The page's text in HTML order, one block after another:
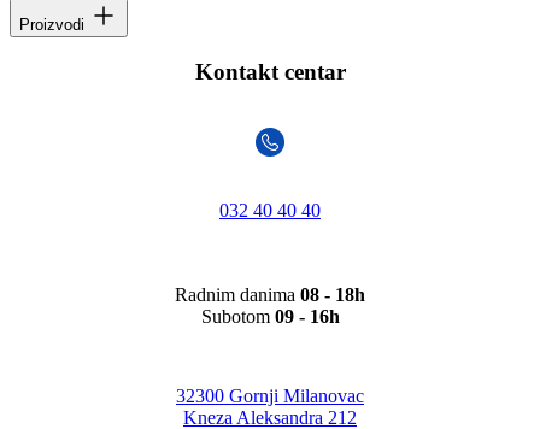
Proizvodi
Kontakt centar
032 40 40 40
Radnim danima 08 - 18h
Subotom 09 - 16h
32300 Gornji Milanovac
Kneza Aleksandra 212